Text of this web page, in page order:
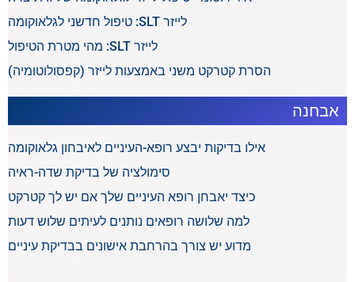
לייזר SLT: טיפול חדשני לגלאוקומה
לייזר SLT: מהי מטרת הטיפול
הסרת קטרקט משני באמצעות לייזר (קפסולוטומיה)
אבחנה
אילו בדיקות יבצע רופא-העיניים לאיבחון גלאוקומה
סימולציה של בדיקת שדה-ראיה
כיצד יאבחן רופא העיניים שלך אם יש לך קטרקט
למה שלושה רופאים נותנים לעיתים שלוש דעות
מדוע יש צורך בהרחבת אישונים בבדיקת עיניים